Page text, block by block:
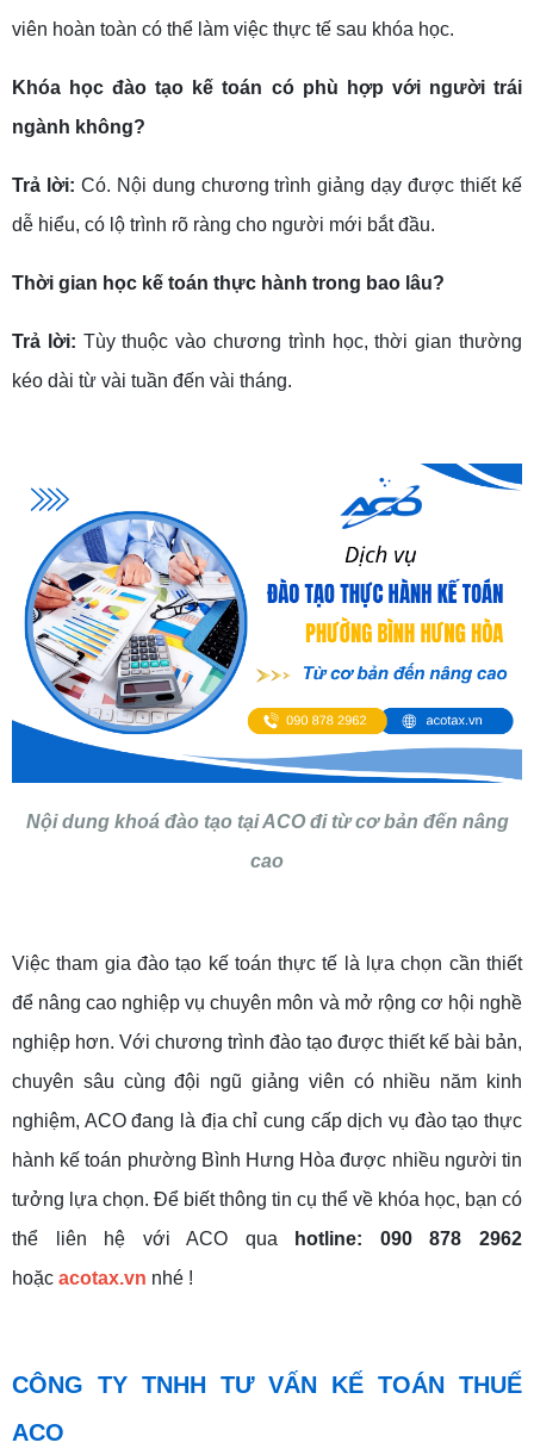
viên hoàn toàn có thể làm việc thực tế sau khóa học.
Khóa học đào tạo kế toán có phù hợp với người trái
ngành không?
Trả lời: Có. Nội dung chương trình giảng dạy được thiết kế
dễ hiểu, có lộ trình rõ ràng cho người mới bắt đầu.
Thời gian học kế toán thực hành trong bao lâu?
Trả lời: Tùy thuộc vào chương trình học, thời gian thường
kéo dài từ vài tuần đến vài tháng.
Nội dung khoá đào tạo tại ACO đi từ cơ bản đến nâng
cao
Việc tham gia đào tạo kế toán thực tế là lựa chọn cần thiết
để nâng cao nghiệp vụ chuyên môn và mở rộng cơ hội nghề
nghiệp hơn. Với chương trình đào tạo được thiết kế bài bản,
chuyên sâu cùng đội ngũ giảng viên có nhiều năm kinh
nghiệm, ACO đang là địa chỉ cung cấp dịch vụ đào tạo thực
hành kế toán phường Bình Hưng Hòa được nhiều người tin
tưởng lựa chọn. Để biết thông tin cụ thể về khóa học, bạn có
thể liên hệ với ACO qua
hotline: 090 878 2962
hoặc acotax.vn nhé !
CÔNG TY TNHH TƯ VẤN KẾ TOÁN THUẾ
ACO